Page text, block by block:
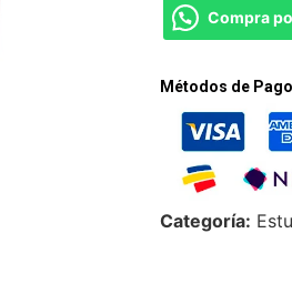
Compra
Métodos de Pago
Categoría: